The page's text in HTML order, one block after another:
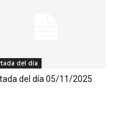
del día
del día 05/11/2025